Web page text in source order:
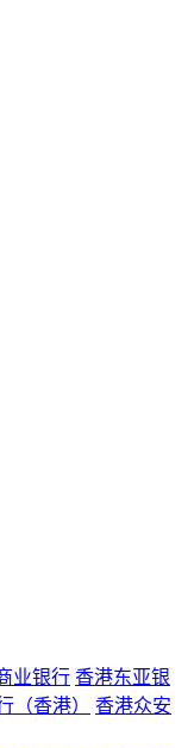
业银行 香港东亚银
（香港） 香港众安